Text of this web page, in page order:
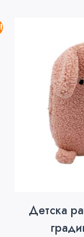
Детска